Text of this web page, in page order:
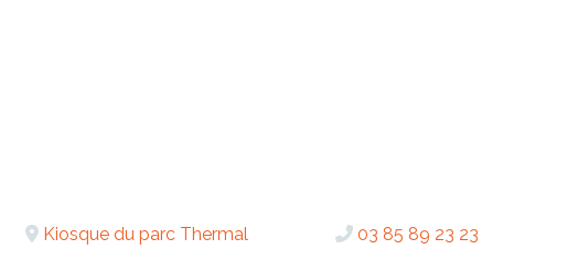
Kiosque du parc Thermal 03 85 89 23 23